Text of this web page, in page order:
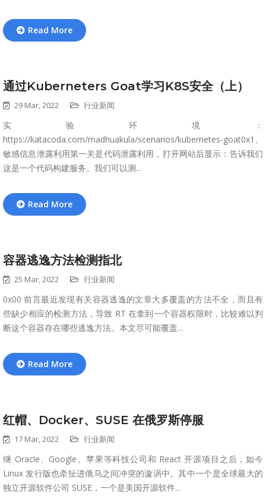
Read More
通过Kuberneters Goat学习K8S安全（上）
29 Mar, 2022 行业新闻
实验环境：
https://katacoda.com/madhuakula/scenarios/kubernetes-goat0x1、
敏感信息泄露利用第一关是代码泄露利用，打开网站后显示：告诉我们
这是一个代码构建服务。我们可以测...
Read More
容器逃逸方法检测指北
25 Mar, 2022 行业新闻
0x00 前言最近发现有关容器逃逸的文章大多覆盖的方法不全，而且有
些缺少相应的检测方法，导致 RT 在拿到一个容器权限时，比较难以判
断这个容器存在哪些逃逸方法。本文尽可能覆盖...
Read More
红帽、Docker、SUSE 在俄罗斯停服
17 Mar, 2022 行业新闻
继 Oracle、Google、苹果等科技公司和 React 开源项目之后，如今
Linux 发行版也牵扯进俄乌之间冲突的漩涡中。其中一个是全球最大的
独立开源软件公司 SUSE，一个是美国开源软件...